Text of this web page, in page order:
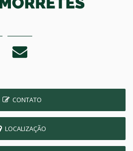
CONTATO
LOCALIZAÇÃO